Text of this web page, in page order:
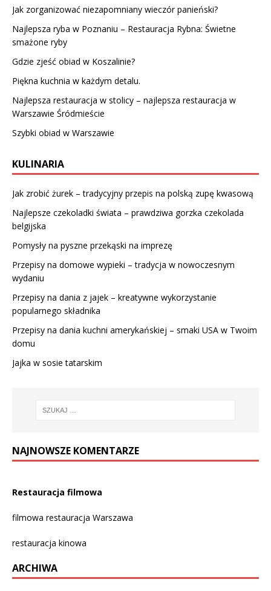
Jak zorganizować niezapomniany wieczór panieński?
Najlepsza ryba w Poznaniu – Restauracja Rybna: Świetne
smażone ryby
Gdzie zjeść obiad w Koszalinie?
Piękna kuchnia w każdym detalu.
Najlepsza restauracja w stolicy – najlepsza restauracja w
Warszawie Śródmieście
Szybki obiad w Warszawie
KULINARIA
Jak zrobić żurek – tradycyjny przepis na polską zupę kwasową
Najlepsze czekoladki świata – prawdziwa gorzka czekolada
belgijska
Pomysły na pyszne przekąski na imprezę
Przepisy na domowe wypieki – tradycja w nowoczesnym
wydaniu
Przepisy na dania z jajek – kreatywne wykorzystanie
popularnego składnika
Przepisy na dania kuchni amerykańskiej – smaki USA w Twoim
domu
Jajka w sosie tatarskim
NAJNOWSZE KOMENTARZE
Restauracja filmowa
filmowa restauracja Warszawa
restauracja kinowa
ARCHIWA